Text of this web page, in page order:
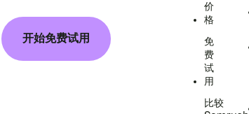
开始免费试用
价
格
免
费
试
用
比较